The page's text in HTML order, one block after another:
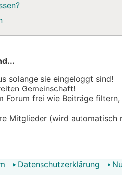
solange sie eingeloggt sind!
Gemeinschaft!
Forum frei wie Beiträge
Mitglieder (wird automatisch
Datenschutzerklärung